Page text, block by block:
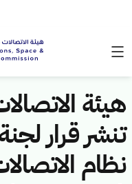
هيئة
تنشر قرار
نظام